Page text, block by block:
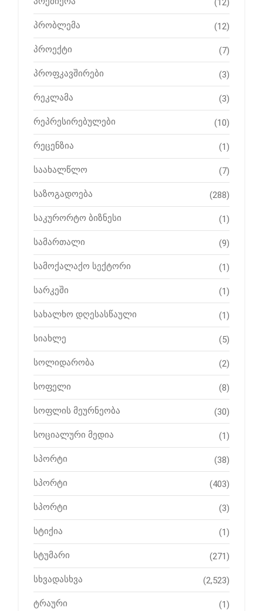
(12)
პრობლემა (12)
პროექტი (7)
პროფკავშირები (3)
რეკლამა (3)
რეპრესირებულები (10)
რეცენზია (1)
საახალწლო (7)
საზოგადოება (288)
საკურორტო ბიზნესი (1)
სამართალი (9)
სამოქალაქო სექტორი (1)
სარკეში (1)
სახალხო დღესასწაული (1)
სიახლე (5)
სოლიდარობა (2)
სოფელი (8)
სოფლის მეურნეობა (30)
სოციალური მედია (1)
სპორტი (38)
სპორტი (403)
სპორტი (3)
სტიქია (1)
სტუმარი (271)
სხვადასხვა (2,523)
ტრაური (1)